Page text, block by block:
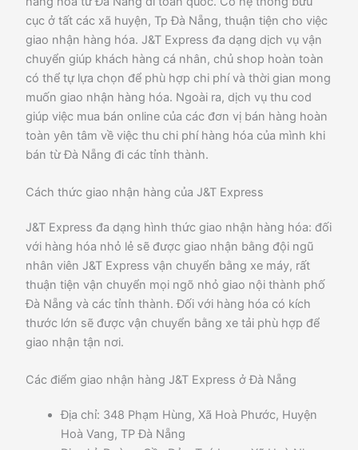
cục ở tất các xã huyện, Tp Đà Nẵng, thuận tiện cho việc
giao nhận hàng hóa. J&T Express đa dạng dịch vụ vận
chuyển giúp khách hàng cá nhân, chủ shop hoàn toàn
có thể tự lựa chọn để phù hợp chi phí và thời gian mong
muốn giao nhận hàng hóa. Ngoài ra, dịch vụ thu cod
giúp việc mua bán online của các đơn vị bán hàng hoàn
toàn yên tâm về việc thu chi phí hàng hóa của mình khi
bán từ Đà Nẵng đi các tỉnh thành.
Cách thức giao nhận hàng của J&T Express
J&T Express đa dạng hình thức giao nhận hàng hóa: đối
với hàng hóa nhỏ lẻ sẽ được giao nhận bằng đội ngũ
nhân viên J&T Express vận chuyển bằng xe máy, rất
thuận tiện vận chuyển mọi ngõ nhỏ giao nội thành phố
Đà Nẵng và các tỉnh thành. Đối với hàng hóa có kích
thước lớn sẽ được vận chuyển bằng xe tải phù hợp để
giao nhận tận nơi.
Các điểm giao nhận hàng J&T Express ở Đà Nẵng
Địa chỉ: 348 Phạm Hùng, Xã Hoà Phước, Huyện
Hoà Vang, TP Đà Nẵng